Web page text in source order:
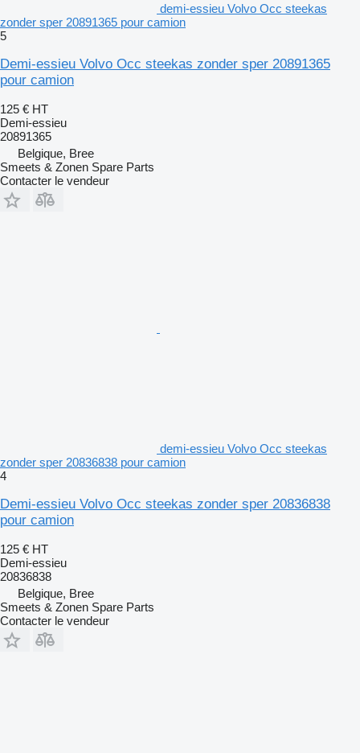
demi-essieu Volvo Occ steekas
zonder sper 20891365 pour camion
5
Demi-essieu Volvo Occ steekas zonder sper 20891365
pour camion
125 € HT
Demi-essieu
20891365
Belgique, Bree
Smeets & Zonen Spare Parts
Contacter le vendeur
demi-essieu Volvo Occ steekas
zonder sper 20836838 pour camion
4
Demi-essieu Volvo Occ steekas zonder sper 20836838
pour camion
125 € HT
Demi-essieu
20836838
Belgique, Bree
Smeets & Zonen Spare Parts
Contacter le vendeur